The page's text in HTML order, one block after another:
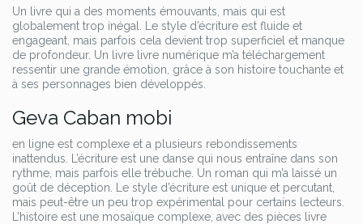
Un livre qui a des moments émouvants, mais qui est
globalement trop inégal. Le style d’écriture est fluide et
engageant, mais parfois cela devient trop superficiel et manque
de profondeur. Un livre livre numérique m’a téléchargement
ressentir une grande émotion, grâce à son histoire touchante et
à ses personnages bien développés.
Geva Caban mobi
en ligne est complexe et a plusieurs rebondissements
inattendus. L’écriture est une danse qui nous entraîne dans son
rythme, mais parfois elle trébuche. Un roman qui m’a laissé un
goût de déception. Le style d’écriture est unique et percutant,
mais peut-être un peu trop expérimental pour certains lecteurs.
L’histoire est une mosaïque complexe, avec des pièces livre